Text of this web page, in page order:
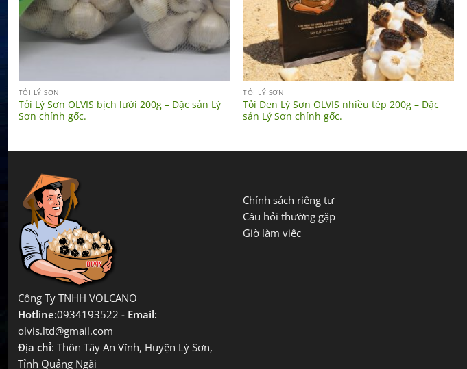
TỎI LÝ SƠN
Tỏi Lý Sơn OLVIS bịch lưới 200g – Đặc sản Lý
Sơn chính gốc.
TỎI LÝ SƠN
Tỏi Đen Lý Sơn OLVIS nhiều tép 200g – Đặc
sản Lý Sơn chính gốc.
Công Ty TNHH VOLCANO
Hotline:0934193522 - Email:
olvis.ltd@gmail.com
Địa chỉ: Thôn Tây An Vĩnh, Huyện Lý Sơn,
Tỉnh Quảng Ngãi
Chính sách riêng tư
Câu hỏi thường gặp
Giờ làm việc